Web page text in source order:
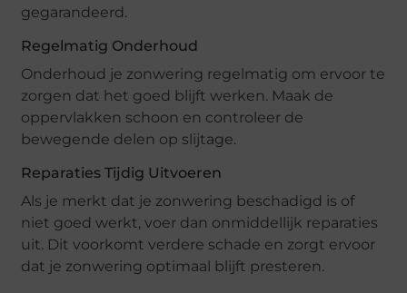
gegarandeerd.
Regelmatig Onderhoud
Onderhoud je zonwering regelmatig om ervoor te
zorgen dat het goed blijft werken. Maak de
oppervlakken schoon en controleer de
bewegende delen op slijtage.
Reparaties Tijdig Uitvoeren
Als je merkt dat je zonwering beschadigd is of
niet goed werkt, voer dan onmiddellijk reparaties
uit. Dit voorkomt verdere schade en zorgt ervoor
dat je zonwering optimaal blijft presteren.